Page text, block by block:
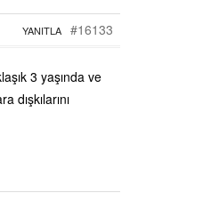
#16133
YANITLA
3 yaşında ve